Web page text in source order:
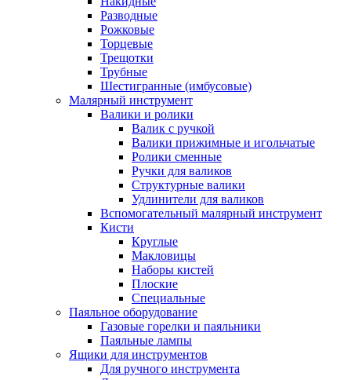
Разводные
Рожковые
Торцевые
Трещотки
Трубные
Шестигранные (имбусовые)
Малярный инструмент
Валики и ролики
Валик с ручкой
Валики прижимные и игольчатые
Ролики сменные
Ручки для валиков
Структурные валики
Удлинители для валиков
Вспомогательный малярный инструмент
Кисти
Круглые
Макловицы
Наборы кистей
Плоские
Специальные
Паяльное оборудование
Газовые горелки и паяльники
Паяльные лампы
Ящики для инструментов
Для ручного инструмента